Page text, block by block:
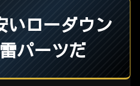
いローダウン
パーツだ